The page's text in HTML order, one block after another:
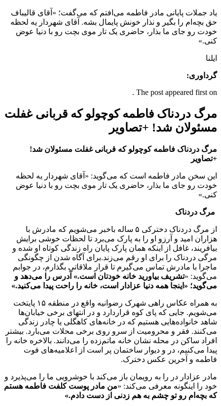
یاد جملات پایانی مادر فاطمه می‌افتم که می‌گفت؛ «آقای قالیباف
حق بچه‌ام را بگیر و نذار خونش پایمال بشه. آقای شهردار یه لحظه
خودت رو جای ما بذار، حاضری یک تار موی بچت رو با دنیا عوض
کنی.»
ایلنا
گرداوری:
The post appeared first on .
مرگ دردناک فاطمه کوچولو که قربانی غفلت
مسئولان شد! +تصاویر
مرگ دردناک فاطمه کوچولو که قربانی غفلت مسئولان شد!
+تصاویر
این سخن مادر فاطمه است که می‌گوید: «آقای شهردار یه لحظه
خودت رو جای ما بذار، حاضری یک تار موی بچت رو با دنیا عوض
کنی.»
مرگ دردناک
از مرگ دردناک دخترکی ۵ ساله باخبر می‌‌شویم که مادرش با
هزاران امید و آرزو او را به پارک می‌برد تا لحظات خوشی برایش
بیافریند، غافل از اینکه همان پارک پایان راه زندگی کوتاه او شده و
مرگی دردناک را برای او رقم می‌زند.برای آگاه شدن از چگونگی
ماجرا با مادرش تماس می‌گیرم تا قرار ملاقاتی بگذارم، در جوابم
می‌گوید: «تشریف بیاورید خانه خودتان است.» آدرس را می‌دهد و
می‌گوید؛ «اینجا همه دنیا عزادار است، خانه را راحت پیدا می‌کنید.»
به همراه عکاس راهی شهرک رضوانیه واقع در منطقه ۱۵ پایتخت
می‌شویم. جایی که پای کوه قراردارد و در انتهای برخی خیابان‌ها
شاهد خانواده‌هایی هستیم که در خانه‌های کاهگلی یا چادر زندگی
می‌کنند. فقر و محرومیت از سرو روی برخی محلات می‌بارد. بیشتر
افراد ساکن در محله نشان خانه ماتم‌زده را می‌دانند. بالاخره خانه را
پیدا می‌کنیم، در و دیوار ساختمان پر است از اعلامیه‌های فوت
فاطمه و آخرین عکس دخترک.
مادر عزادار در را به رویمان باز می‌کند با خوشرویی ما را می‌پذیرد و
خود را اینگونه معرفی می‌کند: «من مادر پوست کلفت فاطمه هستم
که بچه‌ام رو تو چشم به هم زدنی از دست دادم.»